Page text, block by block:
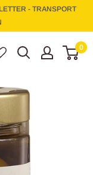
- TRANSPORT
0